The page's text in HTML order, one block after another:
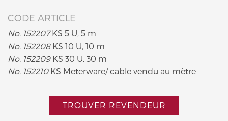
CODE ARTICLE
No. 152207KS 5 U, 5 m
No. 152208KS 10 U, 10 m
No. 152209KS 30 U, 30 m
No. 152210KS Meterware/ cable vendu au mètre
TROUVER REVENDEUR